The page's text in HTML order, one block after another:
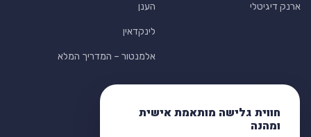
חווית גלישה מותאמת אישית
ומהנה
ארנק דיגיטלי הענן
לינקדאין
אלמנטור – המדריך המלא